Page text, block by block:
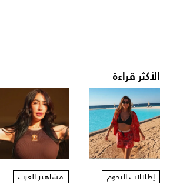
الأكثر قراءة
إطلالات النجوم مشاهير العرب